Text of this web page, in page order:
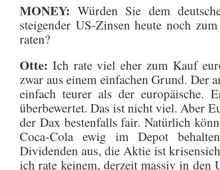
MONEY: Würden Sie dem
steigender US-Zinsen heute noch
raten?
Otte: Ich rate viel eher zum Kauf
zwar aus einem einfachen Grund. Der
einfach teurer als der europäische.
überbewertet. Das ist nicht viel. Aber
der Dax bestenfalls fair. Natürlich
Coca-Cola ewig im Depot
Dividenden aus, die Aktie ist
ich rate keinem, derzeit massiv in den